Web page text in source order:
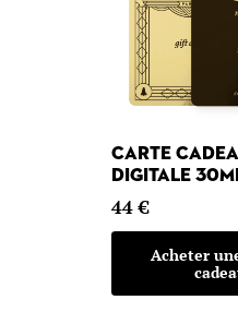
Carte
digitale
44€
Acheter